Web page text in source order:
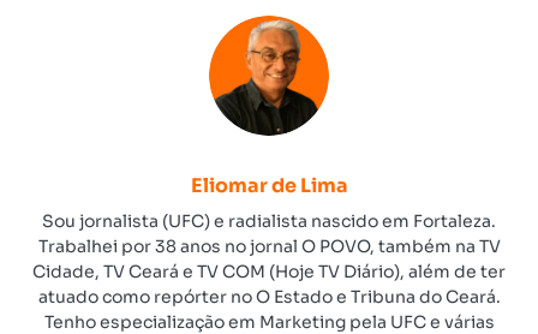
Eliomar de Lima
Sou jornalista (UFC) e radialista nascido em Fortaleza.
Trabalhei por 38 anos no jornal O POVO, também na TV
Cidade, TV Ceará e TV COM (Hoje TV Diário), além de ter
atuado como repórter no O Estado e Tribuna do Ceará.
Tenho especialização em Marketing pela UFC e várias